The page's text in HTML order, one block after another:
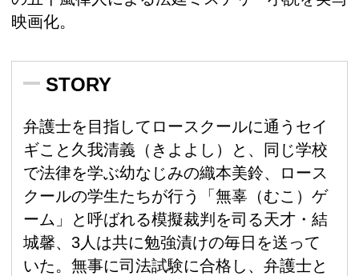
映画化。
STORY
弁護士を目指してロースクールに通うセイ
ギこと久我清義（きよよし）と、同じ学校
で法律を学ぶ幼なじみの織本美鈴、ロース
クールの学生たちが行う「無辜（むこ）ゲ
ーム」と呼ばれる模擬裁判を司る天才・結
城馨、3人は共に勉強漬けの毎日を送って
いた。無事に司法試験に合格し、弁護士と